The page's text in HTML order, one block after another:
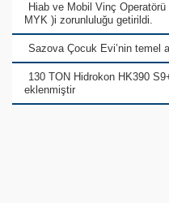
Hiab ve Mobil Vinç
MYK )i zorunluluğu getirildi.
Sazova Çocuk Evi’nin temel
130 TON Hidrokon HK390
eklenmiştir